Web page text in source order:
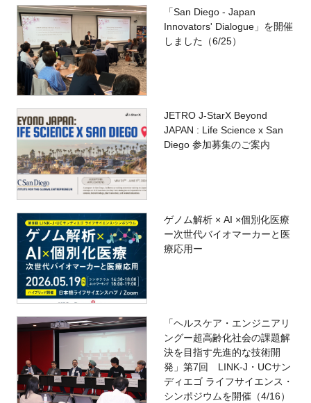
「San Diego - Japan
Innovators' Dialogue」を開催
しました（6/25）
JETRO J-StarX Beyond
JAPAN : Life Science x San
Diego 参加募集のご案内
ゲノム解析 × AI ×個別化医療
ー次世代バイオマーカーと医
療応用ー
「ヘルスケア・エンジニアリ
ングー超高齢化社会の課題解
決を目指す先進的な技術開
発」第7回 LINK-J・UCサン
ディエゴ ライフサイエンス・
シンポジウムを開催（4/16）